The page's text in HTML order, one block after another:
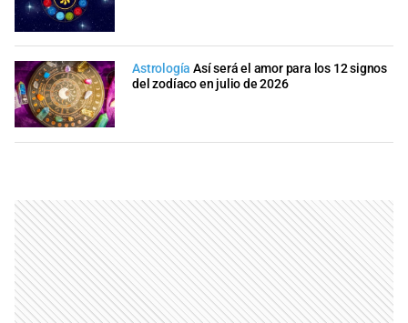
Astrología Así será el amor para los 12 signos
del zodíaco en julio de 2026